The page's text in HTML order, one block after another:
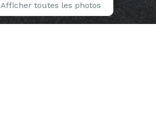
Afficher toutes les photos